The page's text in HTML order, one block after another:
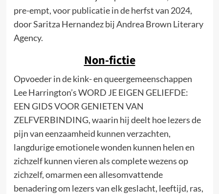
pre-empt, voor publicatie in de herfst van 2024,
door Saritza Hernandez bij Andrea Brown Literary
Agency.
Non-fictie
Opvoeder in de kink- en queergemeenschappen
Lee Harrington’s WORD JE EIGEN GELIEFDE:
EEN GIDS VOOR GENIETEN VAN
ZELFVERBINDING, waarin hij deelt hoe lezers de
pijn van eenzaamheid kunnen verzachten,
langdurige emotionele wonden kunnen helen en
zichzelf kunnen vieren als complete wezens op
zichzelf, omarmen een allesomvattende
benadering om lezers van elk geslacht, leeftijd, ras,